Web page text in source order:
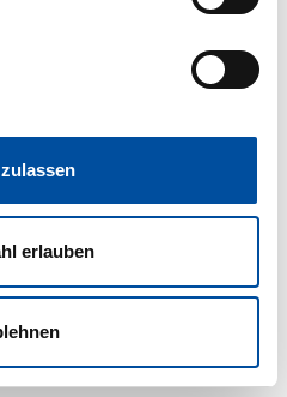
wie Ihre persönlichen Daten
Sie Ihre Präferenzen im
Inhalte und Anzeigen zu
für soziale Medien anbieten
unsere Website zu
wir Informationen zu Ihrer
an unsere Partner für
möglicherweise mit
die Sie ihnen bereitgestellt
erlauben